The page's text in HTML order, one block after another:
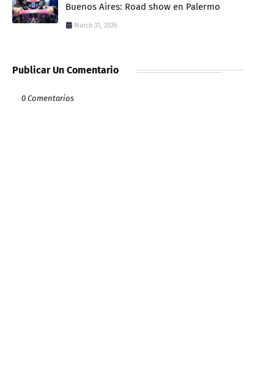
Buenos Aires: Road show en Palermo
March 31, 2026
Publicar Un Comentario
0 Comentarios